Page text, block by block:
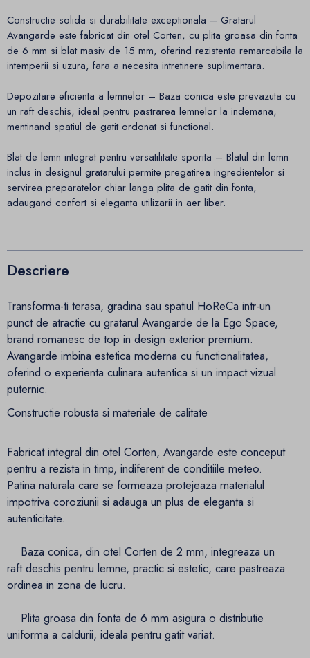
Constructie solida si durabilitate exceptionala – Gratarul
Avangarde este fabricat din otel Corten, cu plita groasa din fonta
de 6 mm si blat masiv de 15 mm, oferind rezistenta remarcabila la
intemperii si uzura, fara a necesita intretinere suplimentara.
Depozitare eficienta a lemnelor – Baza conica este prevazuta cu
un raft deschis, ideal pentru pastrarea lemnelor la indemana,
mentinand spatiul de gatit ordonat si functional.
Blat de lemn integrat pentru versatilitate sporita – Blatul din lemn
inclus in designul gratarului permite pregatirea ingredientelor si
servirea preparatelor chiar langa plita de gatit din fonta,
adaugand confort si eleganta utilizarii in aer liber.
Descriere
Transforma-ti terasa, gradina sau spatiul HoReCa intr-un
punct de atractie cu gratarul Avangarde de la Ego Space,
brand romanesc de top in design exterior premium.
Avangarde imbina estetica moderna cu functionalitatea,
oferind o experienta culinara autentica si un impact vizual
puternic.
Constructie robusta si materiale de calitate
Fabricat integral din otel Corten, Avangarde este conceput
pentru a rezista in timp, indiferent de conditiile meteo.
Patina naturala care se formeaza protejeaza materialul
impotriva coroziunii si adauga un plus de eleganta si
autenticitate.
Baza conica, din otel Corten de 2 mm, integreaza un
raft deschis pentru lemne, practic si estetic, care pastreaza
ordinea in zona de lucru.
Plita groasa din fonta de 6 mm asigura o distributie
uniforma a caldurii, ideala pentru gatit variat.